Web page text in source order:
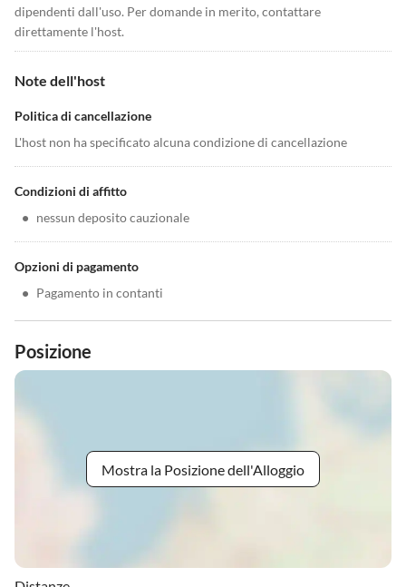
dipendenti dall'uso. Per domande in merito, contattare
direttamente l'host.
Note dell'host
Politica di cancellazione
L'host non ha specificato alcuna condizione di cancellazione
Condizioni di affitto
• nessun deposito cauzionale
Opzioni di pagamento
• Pagamento in contanti
Posizione
Mostra la Posizione dell'Alloggio